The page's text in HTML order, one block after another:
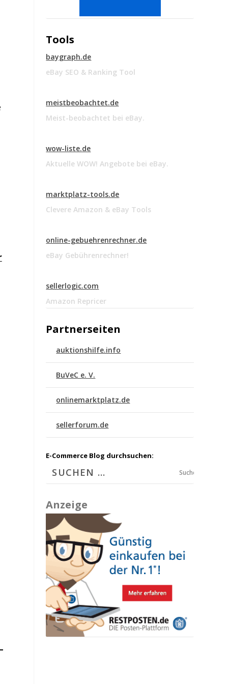
Tools
baygraph.de
eBay SEO & Ranking Tool
meistbeobachtet.de
Meist-beobachtet bei eBay.
wow-liste.de
Aktuelle WOW! Angebote bei eBay.
marktplatz-tools.de
Clevere Amazon & eBay Tools
online-gebuehrenrechner.de
eBay Gebührenrechner!
sellerlogic.com
Amazon Repricer
Partnerseiten
auktionshilfe.info
BuVeC e. V.
onlinemarktplatz.de
sellerforum.de
E-Commerce Blog durchsuchen:
Suchen
Anzeige